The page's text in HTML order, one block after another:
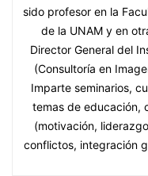
sido profesor en la
de la UNAM y en
Director General del
(Consultoría en
Imparte seminarios,
temas de educación,
(motivación,
conflictos, integración